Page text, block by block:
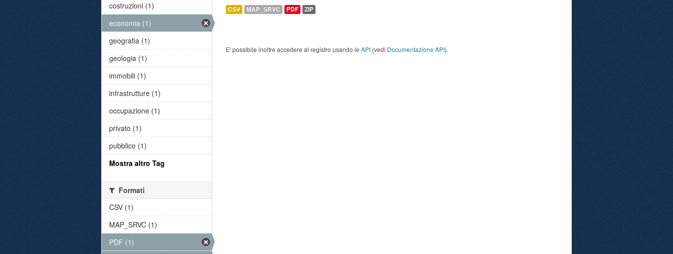
CSV MAP_SRVC PDF ZIP
E' possibile inoltre accedere al registro usando le API (vedi Documentazione API).
costruzioni (1)
economia (1)
geografia (1)
geologia (1)
immobili (1)
infrastrutture (1)
occupazione (1)
privato (1)
pubblico (1)
Mostra altro Tag
Formati
CSV (1)
MAP_SRVC (1)
PDF (1)